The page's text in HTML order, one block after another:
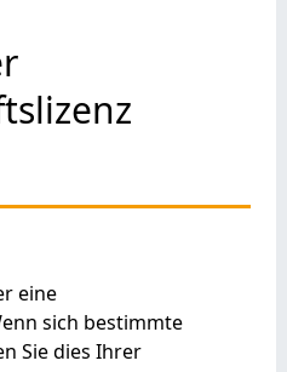
eine
sich bestimmte
Sie dies Ihrer